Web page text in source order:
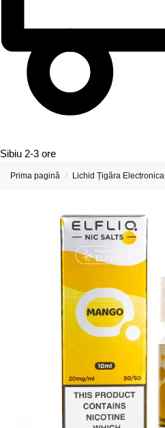
Sibiu 2-3 ore
Prima pagină / Lichid Țigăra Electronica